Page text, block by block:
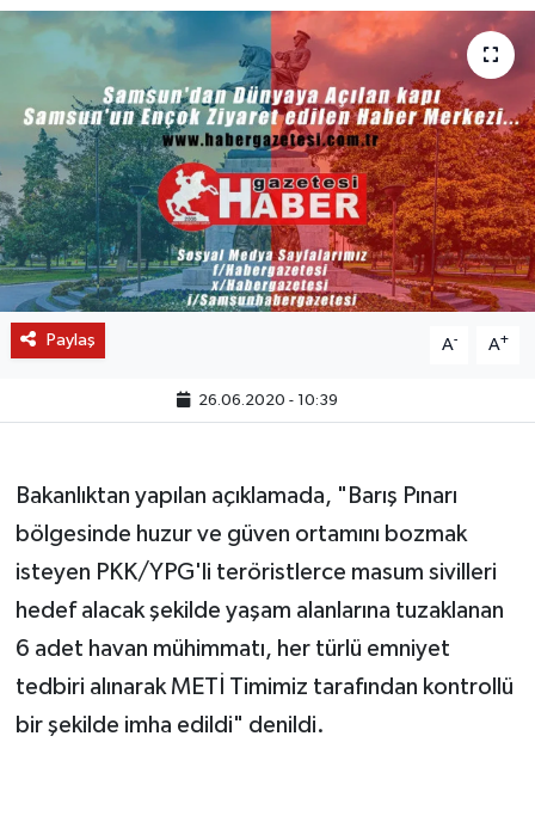
Paylaş A- A+
26.06.2020 - 10:39
Bakanlıktan yapılan açıklamada, "Barış Pınarı
bölgesinde huzur ve güven ortamını bozmak
isteyen PKK/YPG'li teröristlerce masum sivilleri
hedef alacak şekilde yaşam alanlarına tuzaklanan
6 adet havan mühimmatı, her türlü emniyet
tedbiri alınarak METİ Timimiz tarafından kontrollü
bir şekilde imha edildi" denildi.